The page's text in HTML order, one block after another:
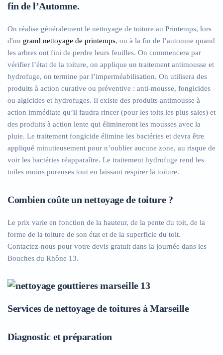
fin de l’Automne.
On réalise généralement le nettoyage de toiture au Printemps, lors
d'un grand nettoyage de printemps, ou à la fin de l’automne quand
les arbres ont fini de perdre leurs feuilles. On commencera par
vérifier l’état de la toiture, on applique un traitement antimousse et
hydrofuge, on termine par l’imperméabilisation. On utilisera des
produits à action curative ou préventive : anti-mousse, fongicides
ou algicides et hydrofuges. Il existe des produits antimousse à
action immédiate qu’il faudra rincer (pour les toits les plus sales) et
des produits à action lente qui élimineront les mousses avec la
pluie. Le traitement fongicide élimine les bactéries et devra être
appliqué minutieusement pour n’oublier aucune zone, au risque de
voir les bactéries réapparaître. Le traitement hydrofuge rend les
tuiles moins poreuses tout en laissant respirer la toiture.
Combien coûte un nettoyage de toiture ?
Le prix varie en fonction de la hauteur, de la pente du toit, de la
forme de la toiture de son état et de la superficie du toit.
Contactez-nous pour votre devis gratuit dans la journée dans les
Bouches du Rhône 13.
Services de nettoyage de toitures à Marseille
Diagnostic et préparation